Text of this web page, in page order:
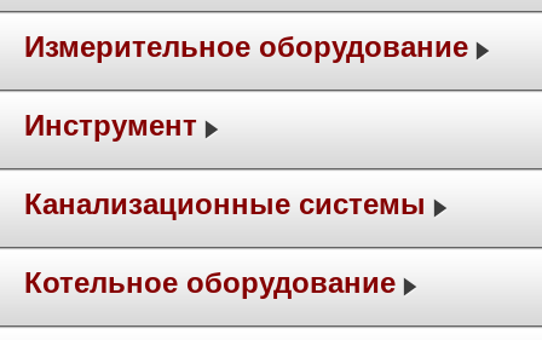
Измерительное оборудование
Инструмент
Канализационные системы
Котельное оборудование